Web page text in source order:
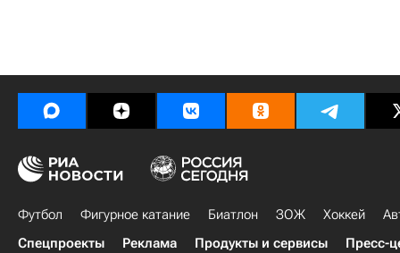
Футбол Фигурное катание Биатлон ЗОЖ Хоккей
Спецпроекты
Реклама Продукты и сервисы Пресс-